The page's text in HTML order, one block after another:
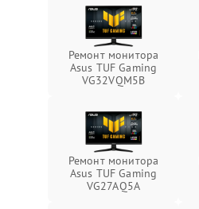
Ремонт монитора
Asus TUF Gaming
VG32VQM5B
Ремонт монитора
Asus TUF Gaming
VG27AQ5A